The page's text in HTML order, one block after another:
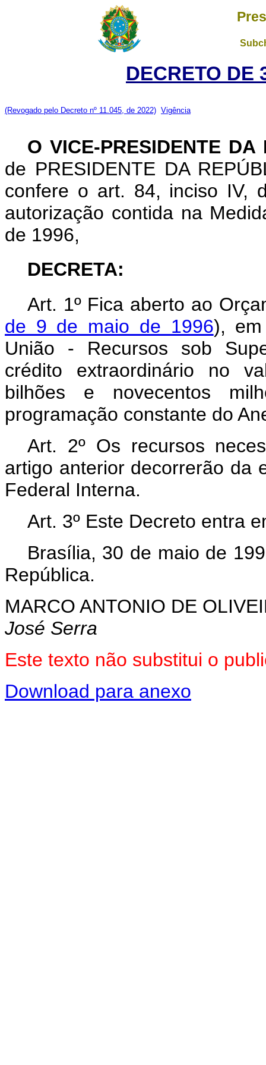
DECRETO DE
(Revogado pelo Decreto nº 11.045, de 2022) Vigência
O VICE-PRESIDENTE DA
de PRESIDENTE DA
confere o art. 84, inciso IV,
autorização contida na
de 1996,
DECRETA:
Art. 1º Fica aberto ao
de 9 de maio de 1996), em
União - Recursos sob
crédito extraordinário no
bilhões e novecentos
programação constante do
Art. 2º Os recursos
artigo anterior decorrerão da
Federal Interna.
Art. 3º Este Decreto entra
Brasília, 30 de maio de
República.
MARCO ANTONIO DE
José Serra
Este texto não substitui o
Download para anexo